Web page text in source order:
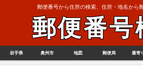
郵便番号から住所の検索、住所・地名から
郵便番号
岩手県 奥州市 地図 郵便局 最寄